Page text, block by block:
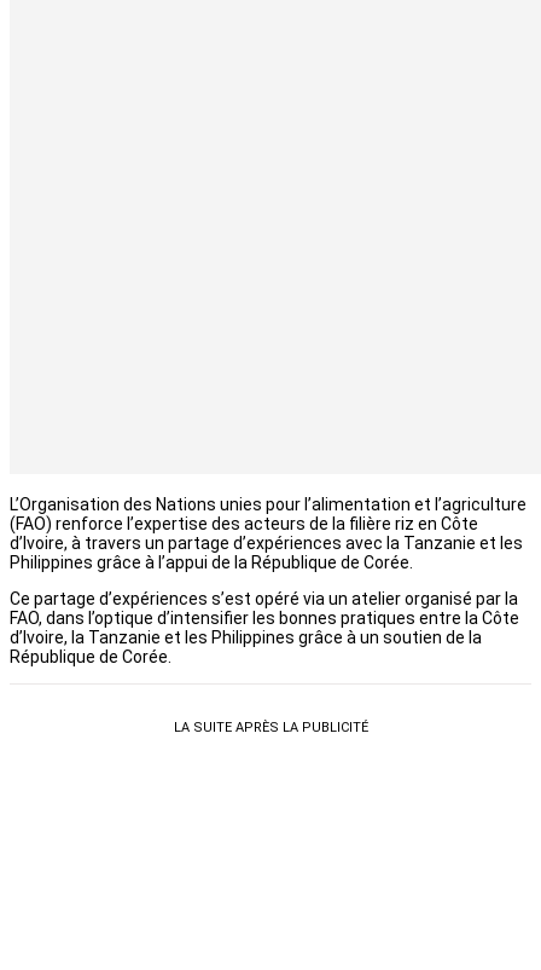
L’Organisation des Nations unies pour l’alimentation et l’agriculture
(FAO) renforce l’expertise des acteurs de la filière riz en Côte
d’Ivoire, à travers un partage d’expériences avec la Tanzanie et les
Philippines grâce à l’appui de la République de Corée.
Ce partage d’expériences s’est opéré via un atelier organisé par la
FAO, dans l’optique d’intensifier les bonnes pratiques entre la Côte
d’Ivoire, la Tanzanie et les Philippines grâce à un soutien de la
République de Corée.
LA SUITE APRÈS LA PUBLICITÉ